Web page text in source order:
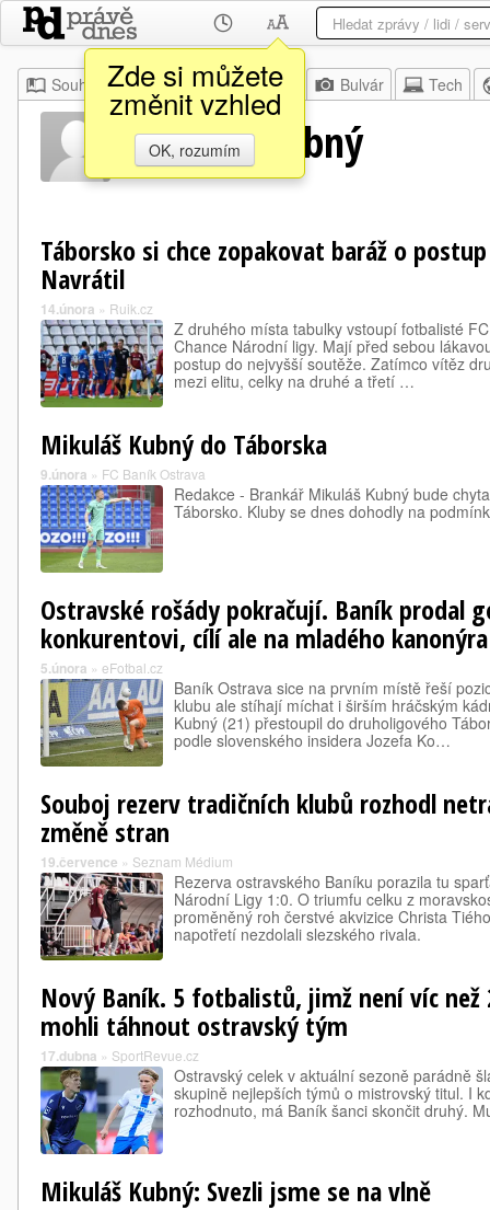
Zde si můžete
změnit vzhled
OK, rozumím
Souhrn Moje Z domova Bulvár Tech
Mikuláš Kubný
Táborsko si chce zopakovat baráž o
Navrátil
14.února » Ruik.cz
Z druhého místa tabulky vstoupí fotbalisté
Chance Národní ligy. Mají před sebou
postup do nejvyšší soutěže. Zatímco vítěz
mezi elitu, celky na druhé a třetí …
Mikuláš Kubný do Táborska
9.února » FC Baník Ostrava
Redakce - Brankář Mikuláš Kubný bude
Táborsko. Kluby se dnes dohodly na
Ostravské rošády pokračují. Baník prodal
konkurentovi, cílí ale na mladého kanonýra
5.února » eFotbal.cz
Baník Ostrava sice na prvním místě řeší
klubu ale stíhají míchat i širším hráčským
Kubný (21) přestoupil do druholigového
podle slovenského insidera Jozefa Ko…
Souboj rezerv tradičních klubů rozhodl
změně stran
19.července » Seznam Médium
Rezerva ostravského Baníku porazila tu
Národní Ligy 1:0. O triumfu celku z
proměněný roh čerstvé akvizice Christa
napotřetí nezdolali slezského rivala.
Nový Baník. 5 fotbalistů, jimž není víc než
mohli táhnout ostravský tým
17.dubna » SportRevue.cz
Ostravský celek v aktuální sezoně parádně
skupině nejlepších týmů o mistrovský titul. I
rozhodnuto, má Baník šanci skončit druhý.
Mikuláš Kubný: Svezli jsme se na vlně